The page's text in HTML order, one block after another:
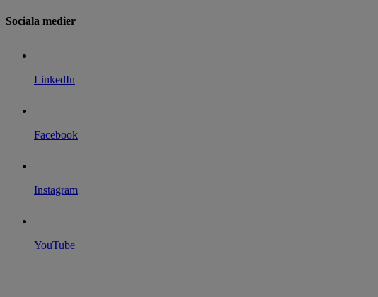
Sociala medier
LinkedIn
Facebook
Instagram
YouTube